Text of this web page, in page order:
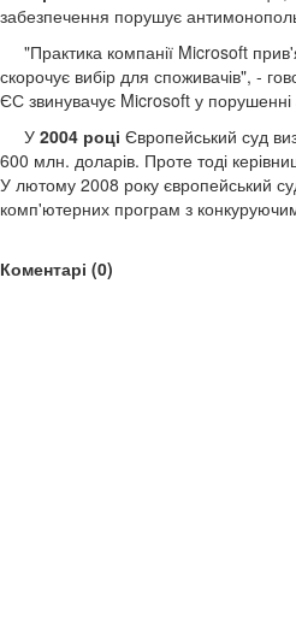
забезпечення порушує
"Практика компанії Microsoft
скорочує вибір для споживачів", -
ЄС звинувачує Microsoft у
У 2004 році Європейський суд
600 млн. доларів. Проте тоді
У лютому 2008 року європейський
комп'ютерних програм з
Коментарі (0)